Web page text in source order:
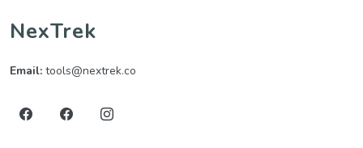
NexTrek
Email: tools@nextrek.co